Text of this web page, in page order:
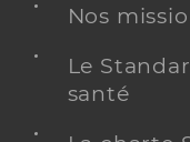
Nos
Le
santé